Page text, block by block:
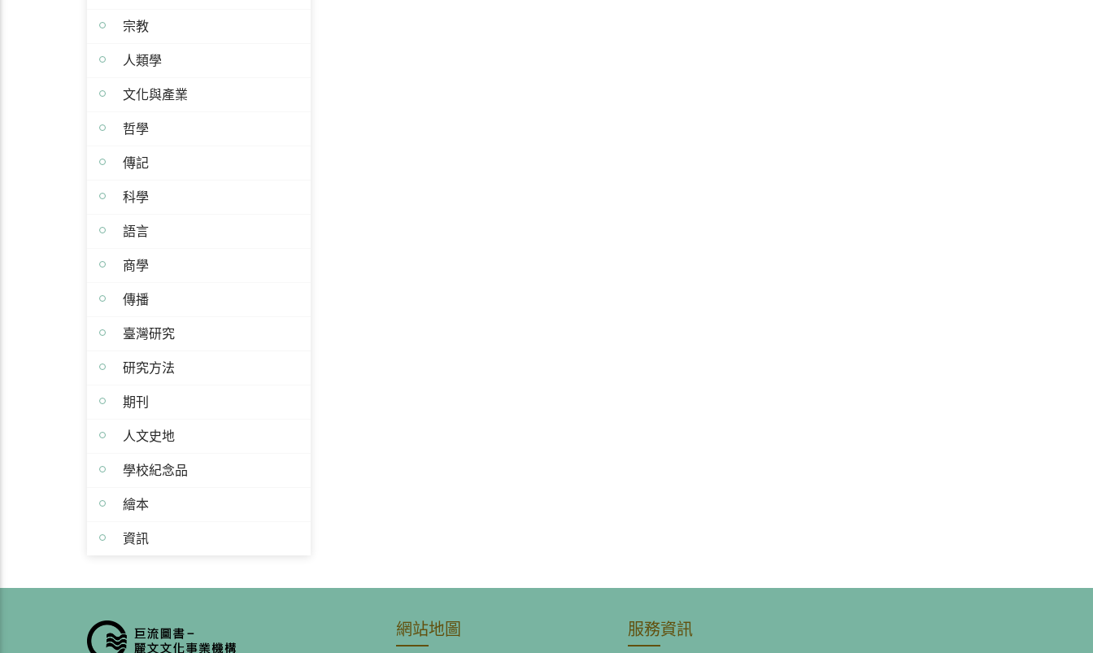
宗教
人類學
文化與產業
哲學
傳記
科學
語言
商學
傳播
臺灣研究
研究方法
期刊
人文史地
學校紀念品
繪本
資訊
網站地圖 服務資訊